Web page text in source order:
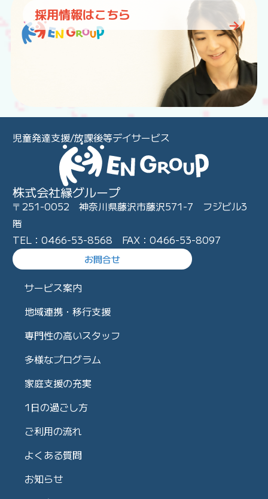
採用情報はこちら
児童発達支援/放課後等デイサービス
株式会社縁グループ
〒251-0052 神奈川県藤沢市藤沢571-7 フジビル3
階
TEL：0466-53-8568 FAX：0466-53-8097
お問合せ
サービス案内
地域連携・移行支援
専門性の高いスタッフ
多様なプログラム
家庭支援の充実
1日の過ごし方
ご利用の流れ
よくある質問
お知らせ